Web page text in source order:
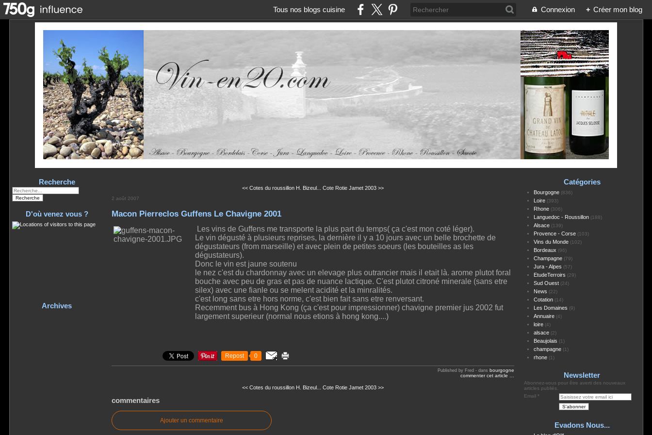
Tous nos blogs cuisine Connexion + Créer mon blog
Recherche
D'où venez vous ?
Archives
<< Cotes du roussillon H. Bizeul... Cote Rotie Jamet 2003 >>
2 août 2007
Macon Pierreclos Guffens Le Chavigne 2001
Les vins de Guffens me transporte la plus part du temps( ça c'est mon coté léger).
Le vin dégusté à plusieurs reprises, la dernière il y a 10 jours avec un belle brochette de
dégustateurs (from marseille) et avec plein de petites soeurs (les bouteilles as les
dégustateurs).
Donc le vin est jaune soutenu
le nez c'est du chardonnay avec un elevage plus outrancier mais il etait là. arome plutot foral
bouche avec peu de gras et pas de nuance lactique. C'est plutot citroné minerale (sans etre
silex) avec une fianle ou se melent acidité et la minralités.
c'est long sans etre hors norme, c'est bien fait sans etre renversant.
Recemment bus à Hong Kong (ça c'est pour impressionner) chavigne premier jus 2002 fut
largement superieur (normal nous etions à hong kong....)
Repost 0
Published by Fred -dans bourgogne
commenter cet article
<< Cotes du roussillon H. Bizeul... Cote Rotie Jamet 2003 >>
commentaires
Ajouter un commentaire
Catégories
Bourgogne(836)
Loire(393)
Rhone(306)
Languedoc - Roussillon(188)
Alsace(139)
Provence - Corse(103)
Vins du Monde(102)
Bordeaux (96)
Champagne(79)
Jura - Alpes (57)
EtudeTerroirs (29)
Sud Ouest(24)
News (22)
Cotation(14)
Les Domaines (9)
Annuaire(4)
loire(4)
alsace(2)
Beaujolais (1)
champagne(1)
rhone(1)
Newsletter
Abonnez-vous pour être averti des nouveaux
articles publiés.
Email
Evadons Nous...